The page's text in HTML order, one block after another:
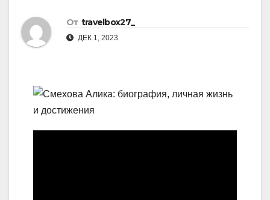
От travelbox27_
ДЕК 1, 2023